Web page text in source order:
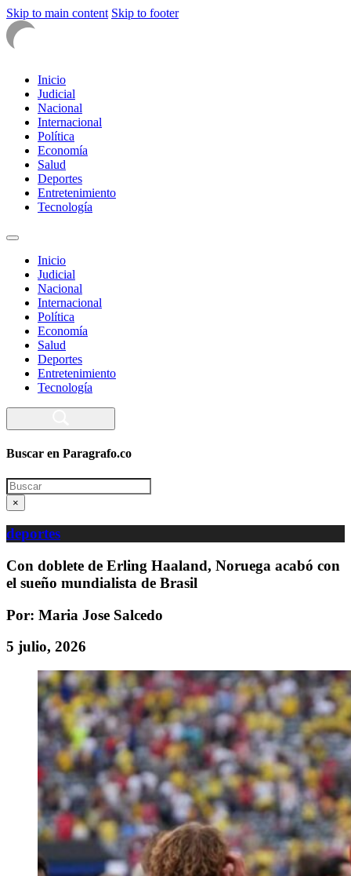
Skip to main content Skip to footer
Inicio
Judicial
Nacional
Internacional
Política
Economía
Salud
Deportes
Entretenimiento
Tecnología
Inicio
Judicial
Nacional
Internacional
Política
Economía
Salud
Deportes
Entretenimiento
Tecnología
Buscar en Paragrafo.co
Search
×
deportes
Con doblete de Erling Haaland, Noruega acabó con
el sueño mundialista de Brasil
Por: Maria Jose Salcedo
5 julio, 2026